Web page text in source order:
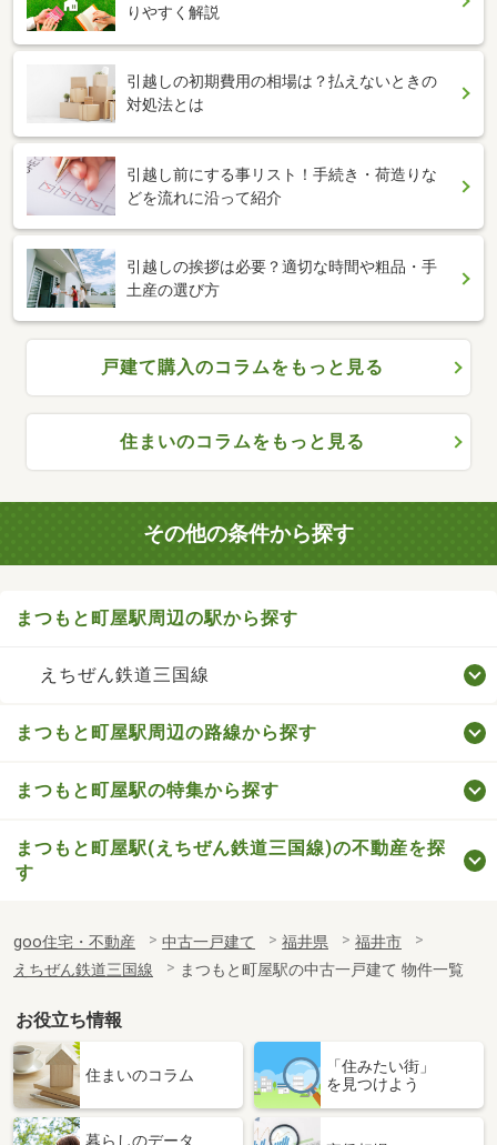
りやすく解説
引越しの初期費用の相場は？払えないときの
対処法とは
引越し前にする事リスト！手続き・荷造りな
どを流れに沿って紹介
引越しの挨拶は必要？適切な時間や粗品・手
土産の選び方
戸建て購入のコラムをもっと見る
住まいのコラムをもっと見る
その他の条件から探す
まつもと町屋駅周辺の駅から探す
えちぜん鉄道三国線
まつもと町屋駅周辺の路線から探す
まつもと町屋駅の特集から探す
まつもと町屋駅(えちぜん鉄道三国線)の不動産を探
す
goo住宅・不動産 中古一戸建て 福井県
福井市
えちぜん鉄道三国線
まつもと町屋駅の中古一戸建て 物件一覧
お役立ち情報
住まいのコラム
「住みたい街」
を見つけよう
暮らしのデータ